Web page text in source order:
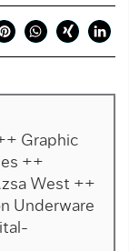
Graphic
++
West ++
Underware